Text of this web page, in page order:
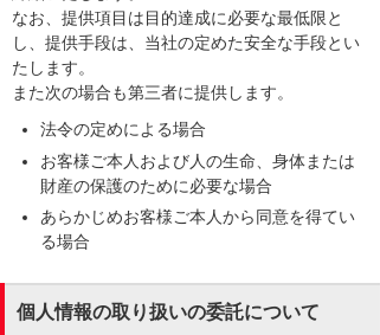
なお、提供項目は目的達成に必要な最低限と
し、提供手段は、当社の定めた安全な手段とい
たします。
また次の場合も第三者に提供します。
法令の定めによる場合
お客様ご本人および人の生命、身体または
財産の保護のために必要な場合
あらかじめお客様ご本人から同意を得てい
る場合
個人情報の取り扱いの委託について